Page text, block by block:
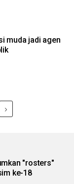
muda jadi agen
"rosters"
ke-18